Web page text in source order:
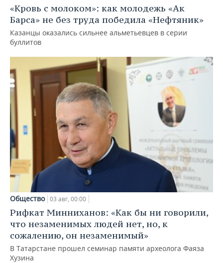
«Кровь с молоком»: как молодежь «Ак
Барса» не без труда победила «Нефтяник»
Казанцы оказались сильнее альметьевцев в серии
буллитов
Общество 03 авг, 00:00
Рифкат Минниханов: «Как бы ни говорили,
что незаменимых людей нет, но, к
сожалению, он незаменимый»
В Татарстане прошел семинар памяти археолога Фаяза
Хузина